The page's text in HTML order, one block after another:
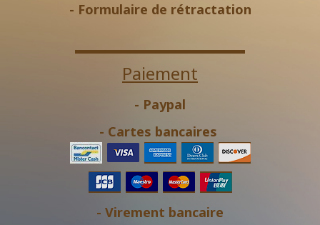
- Formulaire de rétractation
Paiement
- Paypal
- Cartes bancaires
- Virement bancaire